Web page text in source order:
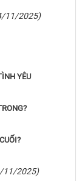
11/2025)
YÊU
11/2025)